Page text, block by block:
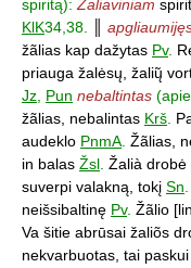
spiritą): Žaliaviniam
KlK34,38.
žãlias kap dažytas Pv.
priauga žalėsų, žalių̃
Jz, Pun nebaltintas
žãlias, nebalintas Krš.
audeklo PnmA. Žãlias,
in balas Žsl. Žalià drobė
suverpi valakną, tokį Sn.
neišsibaltinę Pv. Žãlio
Va šitie abrūsai žaliõs
nekvarbuotas, tai